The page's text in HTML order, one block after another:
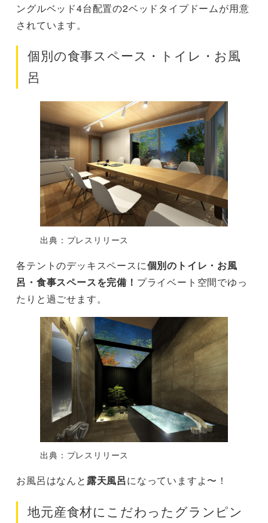
ングルベッド4台配置の2ベッドタイプドームが用意
されています。
個別の食事スペース・トイレ・お風
呂
出典：プレスリリース
各テントのデッキスペースに個別のトイレ・お風
呂・食事スペースを完備！ プライベート空間でゆっ
たりと過ごせます。
出典：プレスリリース
お風呂はなんと 露天風呂になっていますよ〜！
地元産食材にこだわったグランピン